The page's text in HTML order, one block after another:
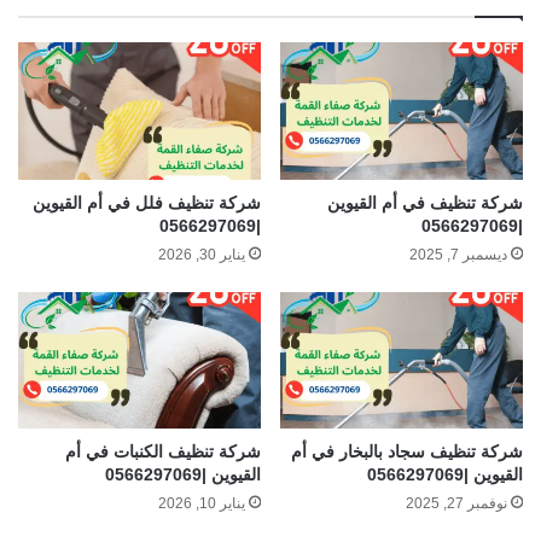
شركة تنظيف في أم القيوين
|0566297069
ديسمبر 7, 2025
شركة تنظيف فلل في أم القيوين
|0566297069
يناير 30, 2026
شركة تنظيف سجاد بالبخار في أم
القيوين |0566297069
نوفمبر 27, 2025
شركة تنظيف الكنبات في أم
القيوين |0566297069
يناير 10, 2026